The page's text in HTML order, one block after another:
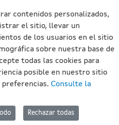
mantenida y publicada en
contenidos personalizados,
el sitio, llevar un
de los usuarios en el sitio
sobre nuestra base de
todas las cookies para
posible en nuestro sitio
preferencias. Consulte la
Rechazar todas